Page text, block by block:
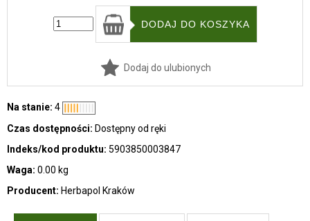
Dodaj do ulubionych
Na stanie: 4
Czas dostępności: Dostępny od ręki
Indeks/kod produktu: 5903850003847
Waga: 0.00 kg
Producent: Herbapol Kraków